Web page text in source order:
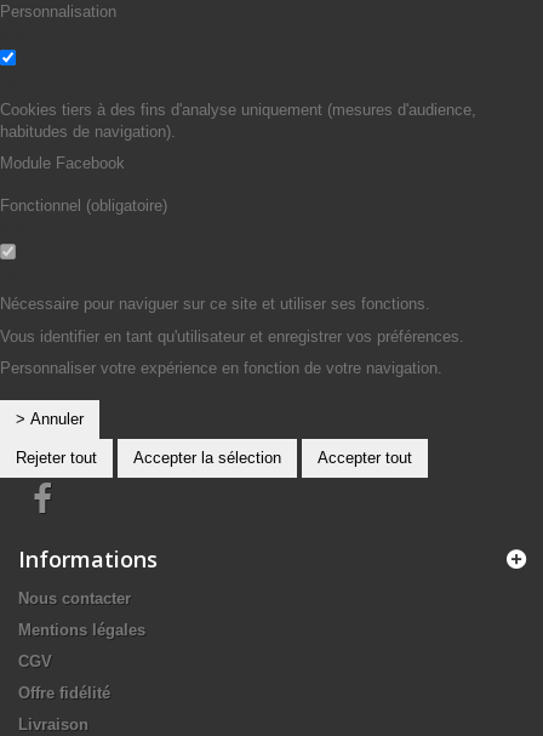
Personnalisation
Cookies tiers à des fins d'analyse uniquement (mesures d'audience,
habitudes de navigation).
Module Facebook
Fonctionnel (obligatoire)
Nécessaire pour naviguer sur ce site et utiliser ses fonctions.
Vous identifier en tant qu'utilisateur et enregistrer vos préférences.
Personnaliser votre expérience en fonction de votre navigation.
> Annuler
Rejeter tout Accepter la sélection Accepter tout
Informations
Nous contacter
Mentions légales
CGV
Offre fidélité
Livraison